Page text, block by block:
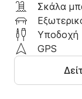
Τα καύσιμα
Σε περίπτωση
επιπλέον
Η K & K Boat
χώρο των
Σκάλα
Υποδοχή
GPS